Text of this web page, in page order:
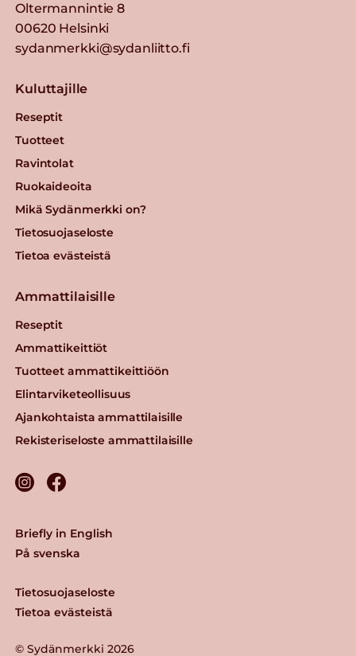
Oltermannintie 8
00620 Helsinki
sydanmerkki@sydanliitto.fi
Kuluttajille
Reseptit
Tuotteet
Ravintolat
Ruokaideoita
Mikä Sydänmerkki on?
Tietosuojaseloste
Tietoa evästeistä
Ammattilaisille
Reseptit
Ammattikeittiöt
Tuotteet ammattikeittiöön
Elintarviketeollisuus
Ajankohtaista ammattilaisille
Rekisteriseloste ammattilaisille
© Sydänmerkki 2026
Tietosuojaseloste
Tietoa evästeistä
Briefly in English
På svenska